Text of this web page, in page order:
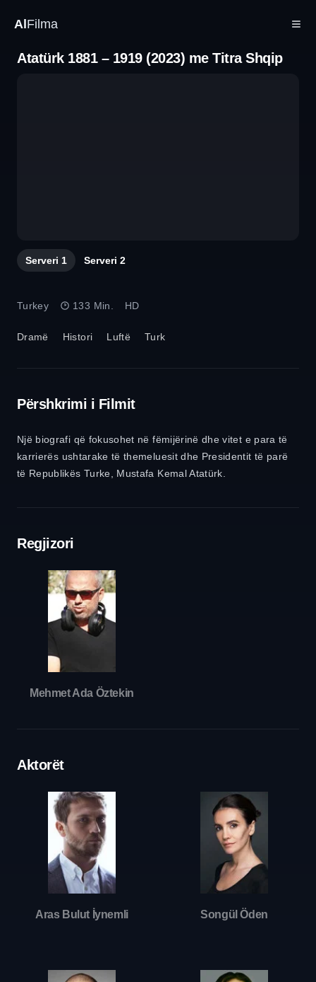
Al Filma
Atatürk 1881 – 1919 (2023) me Titra Shqip
Serveri 1 Serveri 2
Dramë Histori Luftë Turk
Turkey 133 Min. HD
Përshkrimi i Filmit
Një biografi që fokusohet në fëmijërinë dhe vitet e para të
karrierës ushtarake të themeluesit dhe Presidentit të parë
të Republikës Turke, Mustafa Kemal Atatürk.
Regjizori
Mehmet Ada Öztekin
Aktorët
Aras Bulut İynemli Songül Öden